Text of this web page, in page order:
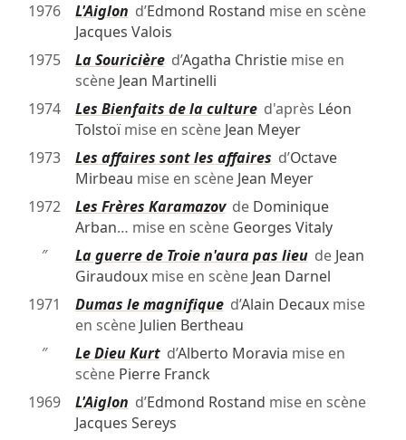
1976
L'Aiglon d’Edmond Rostand mise en scène
Jacques Valois
1975
La Souricièred’Agatha Christiemise en
scène Jean Martinelli
1974
Les Bienfaits de la cultured'après Léon
Tolstoïmise en scène Jean Meyer
1973
Les affaires sont les affaires d’Octave
Mirbeau mise en scène Jean Meyer
1972
Les Frères Karamazovde Dominique
Arban… mise en scène Georges Vitaly
″
La guerre de Troie n'aura pas lieude Jean
Giraudouxmise en scène Jean Darnel
1971
Dumas le magnifiqued’Alain Decauxmise
en scène Julien Bertheau
″
Le Dieu Kurtd’Alberto Moravia mise en
scène Pierre Franck
1969
L'Aiglon d’Edmond Rostand mise en scène
Jacques Sereys